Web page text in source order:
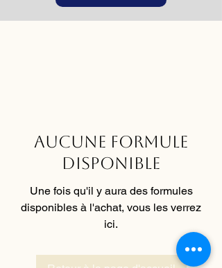
Aucune formule
disponible
Une fois qu'il y aura des formules
disponibles à l'achat, vous les verrez
ici.